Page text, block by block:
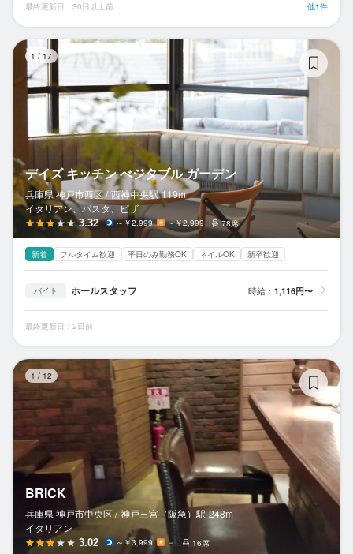
最終更新日：30日以上前 他1件
1 / 17
デイズ キッチン べジタブル ガーデン
兵庫県 神戸市西区 / 西神中央駅 119m
イタリアン、パスタ、ピザ
3.32 ～￥2,999 ～￥2,999 78席
新着 フルタイム歓迎 平日のみ勤務OK ネイルOK 新卒歓迎
バイト ホールスタッフ 時給： 1,116円〜
最終更新日：2日前
1 / 12
BRICK
兵庫県 神戸市中央区 / 神戸三宮（阪急） 駅 248m
イタリアン
3.02 ～￥3,999 － 16席